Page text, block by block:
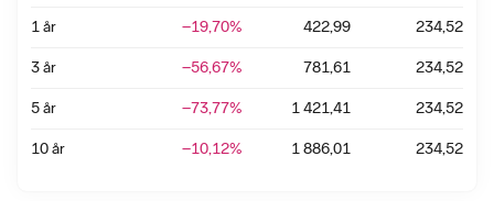
1 år −19,70% 422,99 234,52
3 år −56,67% 781,61 234,52
5 år −73,77% 1 421,41 234,52
10 år −10,12% 1 886,01 234,52